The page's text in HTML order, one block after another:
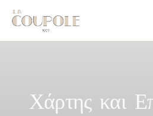
Πίνακας διαχείρισης "Μπισκότων" (Cookies)
Χάρτης και